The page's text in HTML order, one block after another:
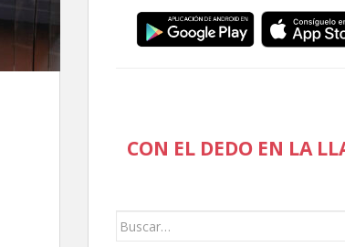
CON EL DEDO EN LA
Buscar: